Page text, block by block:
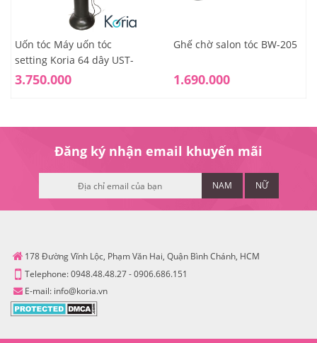
Uốn tóc Máy uốn tóc
setting Koria 64 dây UST-
D6410
3.750.000
Ghế chờ salon tóc BW-205
1.690.000
Đăng ký nhận email khuyến mãi
NAM NỮ
178 Đường Vĩnh Lộc, Phạm Văn Hai, Quận Bình Chánh, HCM
Telephone:0948.48.48.27-0906.686.151
E-mail: info@koria.vn